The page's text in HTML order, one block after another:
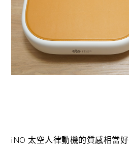
iNO 太空人律動機的質感相當好